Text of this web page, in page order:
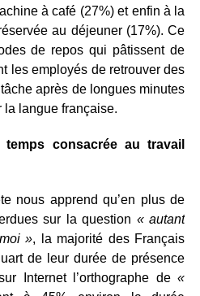
à café (27%) et enfin à la
au déjeuner (17%). Ce
de repos qui pâtissent de
les employés de retrouver des
après de longues minutes
la langue française.
consacrée au travail
nous apprend qu’en plus de
sur la question « autant
», la majorité des Français
de leur durée de présence
Internet l’orthographe de«